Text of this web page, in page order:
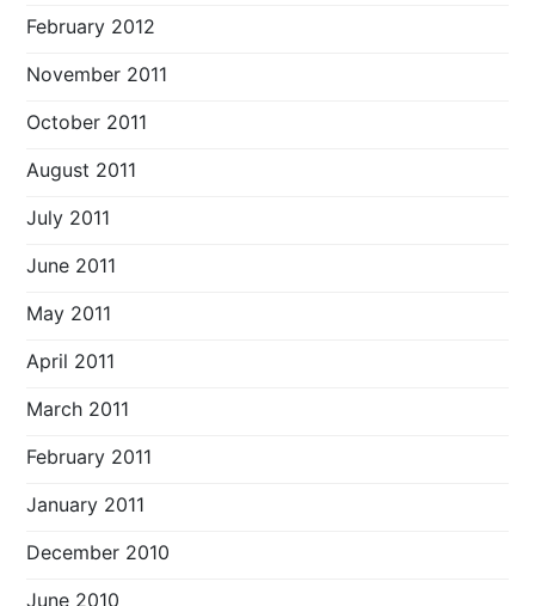
February 2012
November 2011
October 2011
August 2011
July 2011
June 2011
May 2011
April 2011
March 2011
February 2011
January 2011
December 2010
June 2010